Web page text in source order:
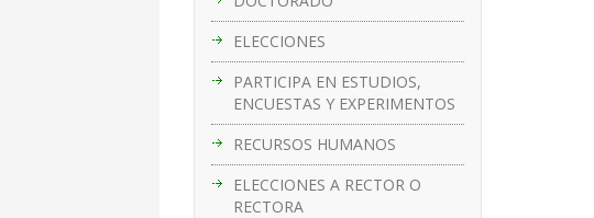
ELECCIONES
PARTICIPA EN ESTUDIOS,
ENCUESTAS Y EXPERIMENTOS
RECURSOS HUMANOS
ELECCIONES A RECTOR O
RECTORA